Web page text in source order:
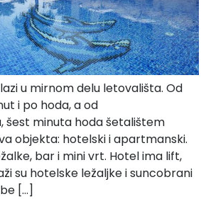
u mirnom delu letovališta. Od
i po hoda, a od
šest minuta hoda šetalištem
objekta: hotelski i apartmanski.
bar i mini vrt. Hotel ima lift,
su hotelske ležaljke i suncobrani
[…]